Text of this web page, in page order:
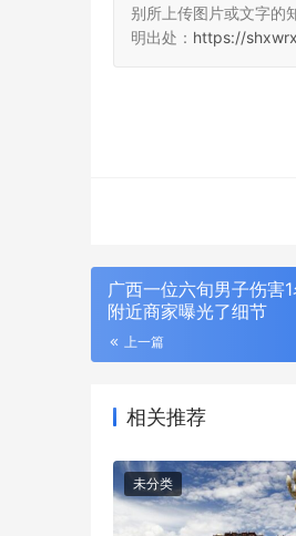
别所上传图片或文字的
明出处： https://
广西一位六旬男子伤害
附近商家曝光了细节
上一篇
相关推荐
未分类